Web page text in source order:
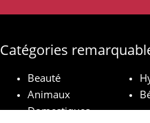
Catégories
Beauté
Animaux
Domestiques